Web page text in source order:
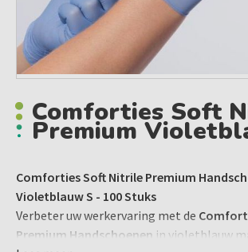
Comforties Soft
Premium
Comforties Soft Nitrile Premium
Violetblauw S - 100 Stuks
Verbeter uw werkervaring met de
Premium Handschoenen in violetblauw